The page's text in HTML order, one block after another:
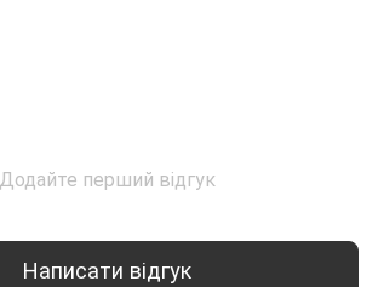
Додайте перший відгук
Написати відгук